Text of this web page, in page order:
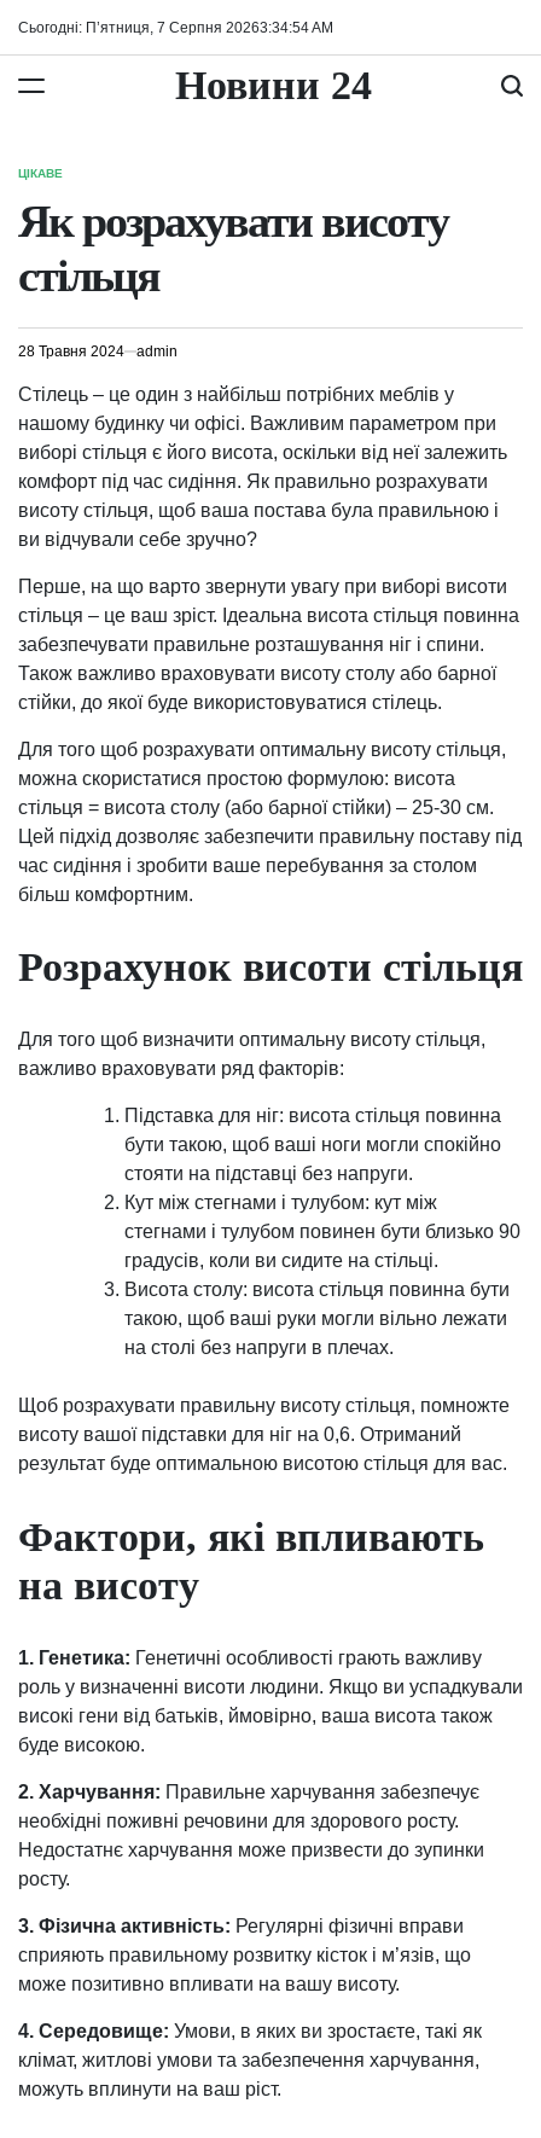
Сьогодні: П’ятниця, 7 Серпня 20263:34:55AM
Новини 24
ОПУБЛІКУВАТИ
ЦІКАВЕ
Як розрахувати висоту
стільця
28 Травня 2024 admin
Стілець – це один з найбільш потрібних меблів у
нашому будинку чи офісі. Важливим параметром при
виборі стільця є його висота, оскільки від неї залежить
комфорт під час сидіння. Як правильно розрахувати
висоту стільця, щоб ваша постава була правильною і
ви відчували себе зручно?
Перше, на що варто звернути увагу при виборі висоти
стільця – це ваш зріст. Ідеальна висота стільця повинна
забезпечувати правильне розташування ніг і спини.
Також важливо враховувати висоту столу або барної
стійки, до якої буде використовуватися стілець.
Для того щоб розрахувати оптимальну висоту стільця,
можна скористатися простою формулою: висота
стільця = висота столу (або барної стійки) – 25-30 см.
Цей підхід дозволяє забезпечити правильну поставу під
час сидіння і зробити ваше перебування за столом
більш комфортним.
Розрахунок висоти стільця
Для того щоб визначити оптимальну висоту стільця,
важливо враховувати ряд факторів:
Підставка для ніг: висота стільця повинна
бути такою, щоб ваші ноги могли спокійно
стояти на підставці без напруги.
Кут між стегнами і тулубом: кут між
стегнами і тулубом повинен бути близько 90
градусів, коли ви сидите на стільці.
Висота столу: висота стільця повинна бути
такою, щоб ваші руки могли вільно лежати
на столі без напруги в плечах.
Щоб розрахувати правильну висоту стільця, помножте
висоту вашої підставки для ніг на 0,6. Отриманий
результат буде оптимальною висотою стільця для вас.
Фактори, які впливають
на висоту
1. Генетика: Генетичні особливості грають важливу
роль у визначенні висоти людини. Якщо ви успадкували
високі гени від батьків, ймовірно, ваша висота також
буде високою.
2. Харчування: Правильне харчування забезпечує
необхідні поживні речовини для здорового росту.
Недостатнє харчування може призвести до зупинки
росту.
3. Фізична активність: Регулярні фізичні вправи
сприяють правильному розвитку кісток і м’язів, що
може позитивно впливати на вашу висоту.
4. Середовище: Умови, в яких ви зростаєте, такі як
клімат, житлові умови та забезпечення харчування,
можуть вплинути на ваш ріст.